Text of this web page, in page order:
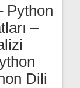
Python
–
Dili